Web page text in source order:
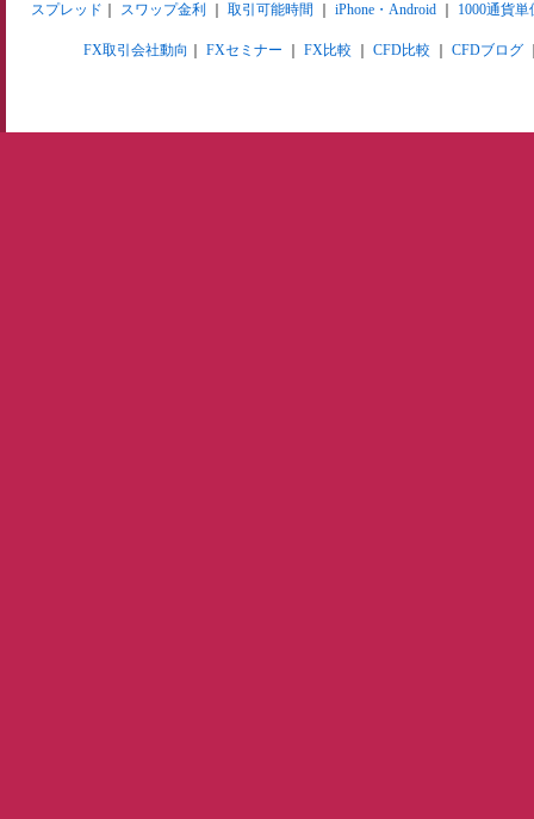
スプレッド
スワップ金利 取引可能時間 iPhone・Android 1000通貨単
FX取引会社動向 FXセミナー FX比較 CFD比較 CFDブログ